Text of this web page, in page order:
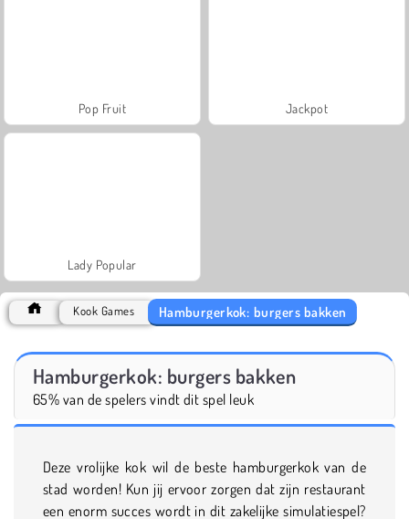
Pop Fruit Jackpot
Lady Popular
Kook Games Hamburgerkok: burgers bakken
Hamburgerkok: burgers bakken
65% van de spelers vindt dit spel leuk
Deze vrolijke kok wil de beste hamburgerkok van de
stad worden! Kun jij ervoor zorgen dat zijn restaurant
een enorm succes wordt in dit zakelijke simulatiespel?